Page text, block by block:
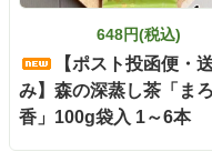
648円(税込)
【ポスト投函便・
み】森の深蒸し茶「ま
香」100g袋入 1～6本